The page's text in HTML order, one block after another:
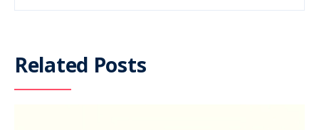
Related Posts